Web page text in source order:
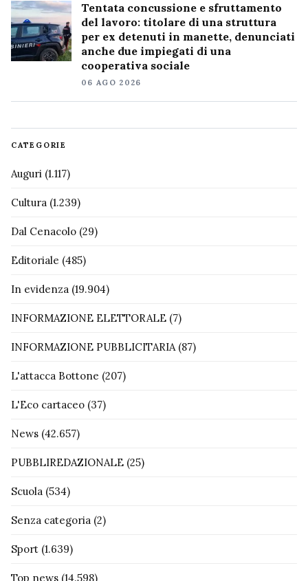
Tentata concussione e sfruttamento
del lavoro: titolare di una struttura
per ex detenuti in manette, denunciati
anche due impiegati di una
cooperativa sociale
06 AGO 2026
CATEGORIE
Auguri (1.117)
Cultura (1.239)
Dal Cenacolo (29)
Editoriale (485)
In evidenza (19.904)
INFORMAZIONE ELETTORALE (7)
INFORMAZIONE PUBBLICITARIA(87)
L'attacca Bottone (207)
L'Eco cartaceo (37)
News (42.657)
PUBBLIREDAZIONALE (25)
Scuola (534)
Senza categoria (2)
Sport (1.639)
Top news (14.598)